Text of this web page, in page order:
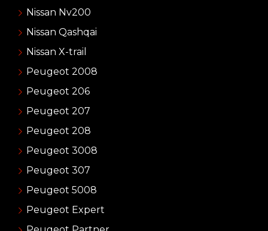
Nissan Nv200
Nissan Qashqai
Nissan X-trail
Peugeot 2008
Peugeot 206
Peugeot 207
Peugeot 208
Peugeot 3008
Peugeot 307
Peugeot 5008
Peugeot Expert